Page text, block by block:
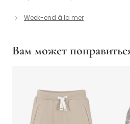
Week-end à la mer
Вам может